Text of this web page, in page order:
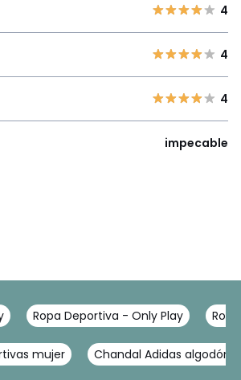
4
4
4
impecable
Ropa Deportiva - Only Play
mujer Chandal Adidas algodón